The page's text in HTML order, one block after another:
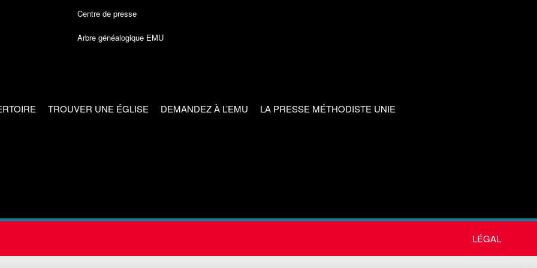
Centre de presse
Arbre généalogique EMU
TROUVER UNE ÉGLISE DEMANDEZ À L’EMU LA PRESSE MÉTHODISTE UNIE
LÉGAL